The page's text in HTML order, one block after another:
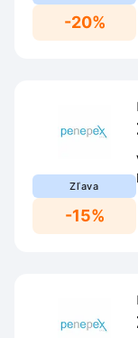
-20%
Zľava
-15%